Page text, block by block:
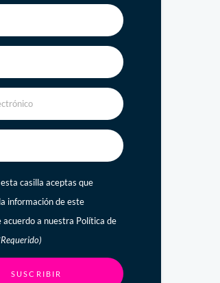
casilla aceptas que
información de este
acuerdo a nuestra Política de
SUSCRIBIR